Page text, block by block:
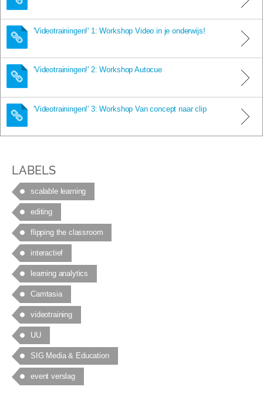
'Videotrainingen!' 1: Workshop Video in je onderwijs!
'Videotrainingen!' 2: Workshop Autocue
'Videotrainingen!' 3: Workshop Van concept naar clip
LABELS
scalable learning
editing
flipping the classroom
interactief
learning analytics
Camtasia
videotraining
UU
SIG Media & Education
event verslag